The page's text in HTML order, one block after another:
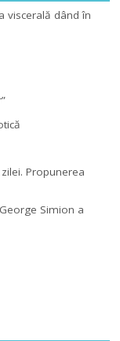
viscerală dând în
Propunerea
Simion a